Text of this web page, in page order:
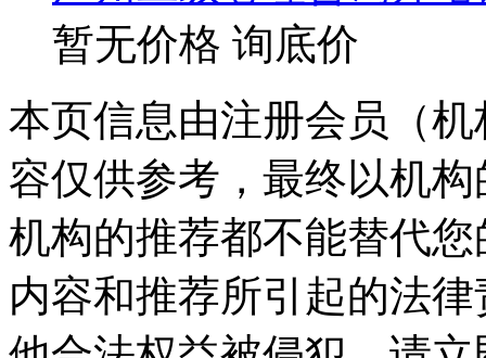
暂无价格 询底价
本页信息由注册会员（
容仅供参考，最终以机
机构的推荐都不能替代
内容和推荐所引起的法